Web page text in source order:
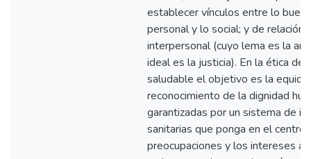
establecer vínculos entre lo
personal y lo social; y de relación
interpersonal (cuyo lema es la
ideal es la justicia). En la ética de
saludable el objetivo es la
reconocimiento de la dignidad
garantizadas por un sistema de
sanitarias que ponga en el centro
preocupaciones y los intereses a